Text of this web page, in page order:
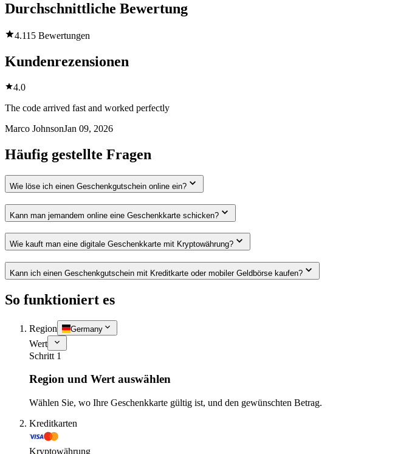
Durchschnittliche Bewertung
4.115 Bewertungen
Kundenrezensionen
4.0
The code arrived fast and worked perfectly
Marco JohnsonJan 09, 2026
Häufig gestellte Fragen
Wie löse ich einen Geschenkgutschein online ein?
Kann man jemandem online eine Geschenkkarte schicken?
Wie kauft man eine digitale Geschenkkarte mit Kryptowährung?
Kann ich einen Geschenkgutschein mit Kreditkarte oder mobiler Geldbörse kaufen?
So funktioniert es
Region Germany
Wert
Schritt 1
Region und Wert auswählen
Wählen Sie, wo Ihre Geschenkkarte gültig ist, und den gewünschten Betrag.
Kreditkarten
Kryptowährung